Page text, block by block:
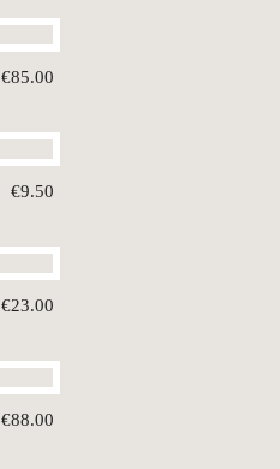
€85.00
€9.50
€23.00
€88.00